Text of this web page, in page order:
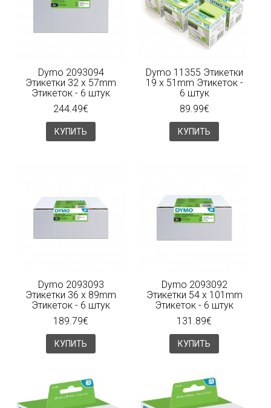
Dymo 2093094
Этикетки 32 x 57mm
Этикеток - 6 штук
244.49€
КУПИТЬ
Dymo 11355 Этикетки
19 x 51mm Этикеток -
6 штук
89.99€
КУПИТЬ
Dymo 2093093
Этикетки 36 x 89mm
Этикеток - 6 штук
189.79€
КУПИТЬ
Dymo 2093092
Этикетки 54 x 101mm
Этикеток - 6 штук
131.89€
КУПИТЬ